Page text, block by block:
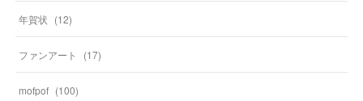
年賀状 (12)
ファンアート (17)
mofpof (100)